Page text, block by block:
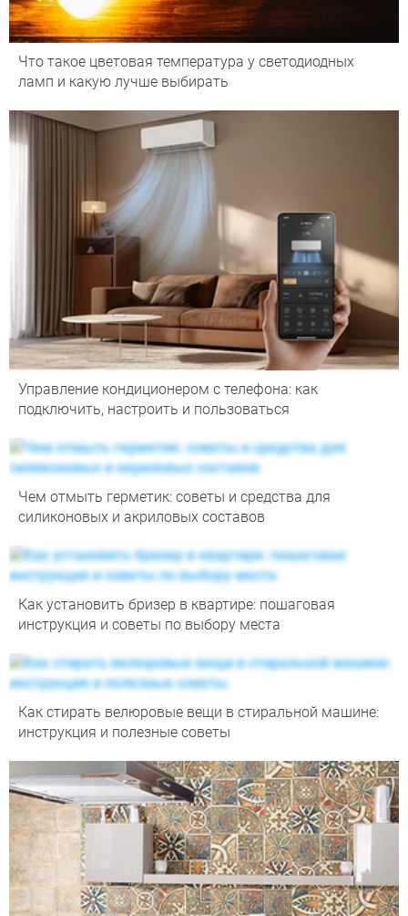
Что такое цветовая температура у светодиодных
ламп и какую лучше выбирать
Управление кондиционером с телефона: как
подключить, настроить и пользоваться
Чем отмыть герметик: советы и средства для
силиконовых и акриловых составов
Как установить бризер в квартире: пошаговая
инструкция и советы по выбору места
Как стирать велюровые вещи в стиральной машине:
инструкция и полезные советы